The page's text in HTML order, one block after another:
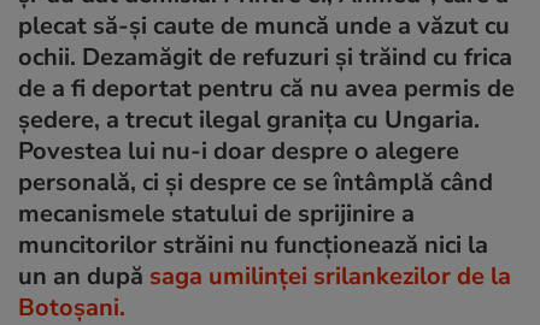
plecat să-și caute de muncă unde a văzut cu
ochii. Dezamăgit de refuzuri și trăind cu frica
de a fi deportat pentru că nu avea permis de
ședere, a trecut ilegal granița cu Ungaria.
Povestea lui nu-i doar despre o alegere
personală, ci și despre ce se întâmplă când
mecanismele statului de sprijinire a
muncitorilor străini nu funcționează nici la
un an după saga umilinței srilankezilor de la
Botoșani.